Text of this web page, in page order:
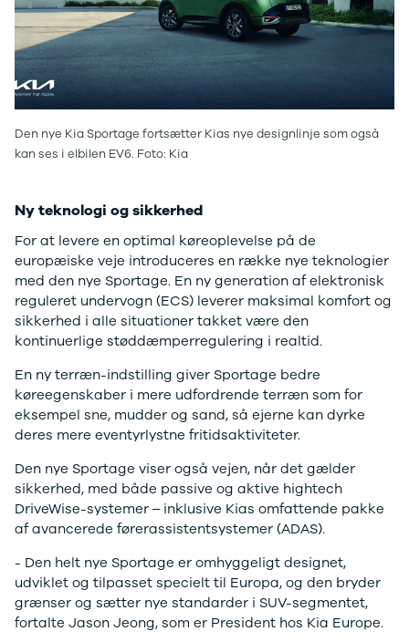
til elbilen
Ladeløsning
til plug-in
hybrid
Ladeguide til
elbil
Webshop
4-serie
420d
420i
430i
Z4
5-serie
520d
530d
iX
640i
i4
530i
BYD
Se alle BYD
Elbil
Atto 3
Han
Citroën
Se alle
Citroën
C3
C3 Picasso
ë-C4
C4
C4
SpaceTourer
C5 Aircross
Jumper 33
Den nye Kia Sportage fortsætter Kias nye designlinje som også
kan ses i elbilen EV6. Foto: Kia
Ny teknologi og sikkerhed
For at levere en optimal køreoplevelse på de
europæiske veje introduceres en række nye teknologier
med den nye Sportage. En ny generation af elektronisk
reguleret undervogn (ECS) leverer maksimal komfort og
sikkerhed i alle situationer takket være den
kontinuerlige støddæmperregulering i realtid.
En ny terræn-indstilling giver Sportage bedre
køreegenskaber i mere udfordrende terræn som for
eksempel sne, mudder og sand, så ejerne kan dyrke
deres mere eventyrlystne fritidsaktiviteter.
Den nye Sportage viser også vejen, når det gælder
sikkerhed, med både passive og aktive hightech
DriveWise-systemer – inklusive Kias omfattende pakke
af avancerede førerassistentsystemer (ADAS).
- Den helt nye Sportage er omhyggeligt designet,
udviklet og tilpasset specielt til Europa, og den bryder
grænser og sætter nye standarder i SUV-segmentet,
fortalte Jason Jeong, som er President hos Kia Europe.